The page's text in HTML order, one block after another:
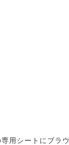
用シートにブラ